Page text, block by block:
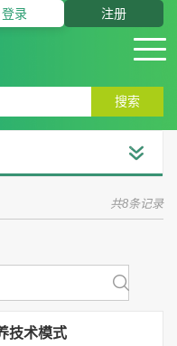
登录 注册
搜索
共8条记录
技术模式